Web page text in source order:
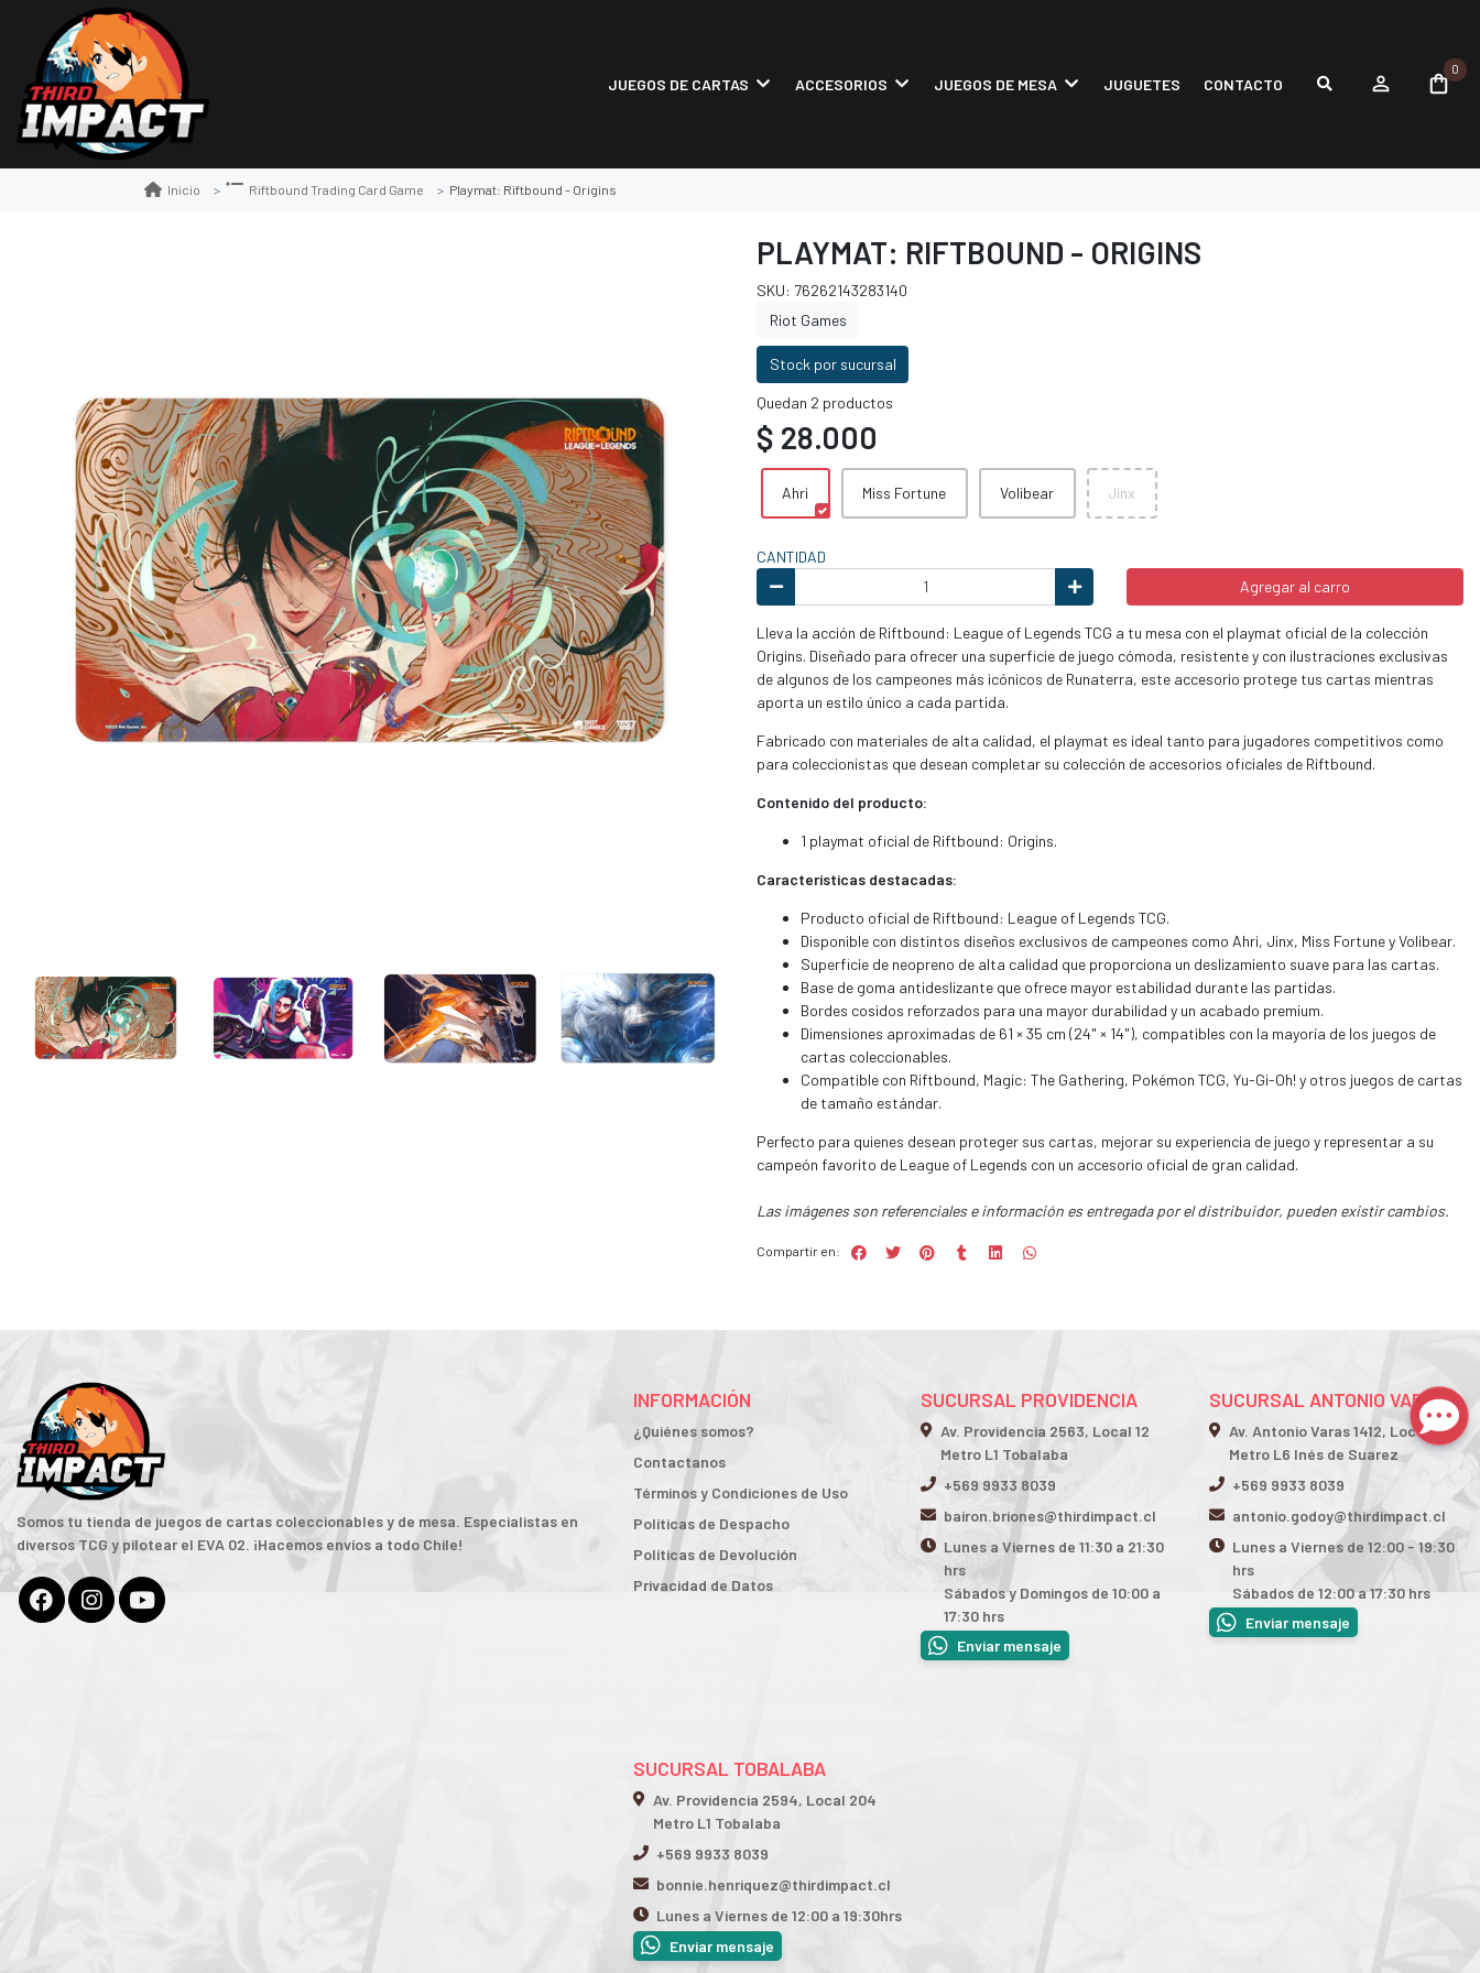
JUEGOS DE CARTAS ACCESORIOS JUEGOS DE MESA JUGUETES CONTACTO
0
Inicio Riftbound Trading Card Game Playmat: Riftbound - Origins
PLAYMAT: RIFTBOUND - ORIGINS
SKU: 76262143283140
Riot Games
Stock por sucursal
Quedan 2 productos
$ 28.000
Ahri Miss Fortune Volibear Jinx
CANTIDAD
Agregar al carro
Lleva la acción de Riftbound: League of Legends TCG a tu mesa con el playmat oficial de la colección
Origins. Diseñado para ofrecer una superficie de juego cómoda, resistente y con ilustraciones exclusivas
de algunos de los campeones más icónicos de Runaterra, este accesorio protege tus cartas mientras
aporta un estilo único a cada partida.
Fabricado con materiales de alta calidad, el playmat es ideal tanto para jugadores competitivos como
para coleccionistas que desean completar su colección de accesorios oficiales de Riftbound.
Contenido del producto:
1 playmat oficial de Riftbound: Origins.
Características destacadas:
Producto oficial de Riftbound: League of Legends TCG.
Disponible con distintos diseños exclusivos de campeones como Ahri, Jinx, Miss Fortune y Volibear.
Superficie de neopreno de alta calidad que proporciona un deslizamiento suave para las cartas.
Base de goma antideslizante que ofrece mayor estabilidad durante las partidas.
Bordes cosidos reforzados para una mayor durabilidad y un acabado premium.
Dimensiones aproximadas de 61 × 35 cm (24" × 14"), compatibles con la mayoría de los juegos de
cartas coleccionables.
Compatible con Riftbound, Magic: The Gathering, Pokémon TCG, Yu-Gi-Oh! y otros juegos de cartas
de tamaño estándar.
Perfecto para quienes desean proteger sus cartas, mejorar su experiencia de juego y representar a su
campeón favorito de League of Legends con un accesorio oficial de gran calidad.
Las imágenes son referenciales e información es entregada por el distribuidor, pueden existir cambios.
Compartir en:
Somos tu tienda de juegos de cartas coleccionables y de mesa. Especialistas en
diversos TCG y pilotear el EVA 02. ¡Hacemos envíos a todo Chile!
INFORMACIÓN
¿Quiénes somos?
Contactanos
Términos y Condiciones de Uso
Políticas de Despacho
Políticas de Devolución
Privacidad de Datos
SUCURSAL PROVIDENCIA
Av. Providencia 2563, Local 12
Metro L1 Tobalaba
+569 9933 8039
bairon.briones@thirdimpact.cl
Lunes a Viernes de 11:30 a 21:30
hrs
Sábados y Domingos de 10:00 a
17:30 hrs
Enviar mensaje
SUCURSAL ANTONIO VARAS
Av. Antonio Varas 1412, Local 2
Metro L6 Inés de Suarez
+569 9933 8039
antonio.godoy@thirdimpact.cl
Lunes a Viernes de 12:00 - 19:30
hrs
Sábados de 12:00 a 17:30 hrs
Enviar mensaje
SUCURSAL TOBALABA
Av. Providencia 2594, Local 204
Metro L1 Tobalaba
+569 9933 8039
bonnie.henriquez@thirdimpact.cl
Lunes a Viernes de 12:00 a 19:30hrs
Enviar mensaje